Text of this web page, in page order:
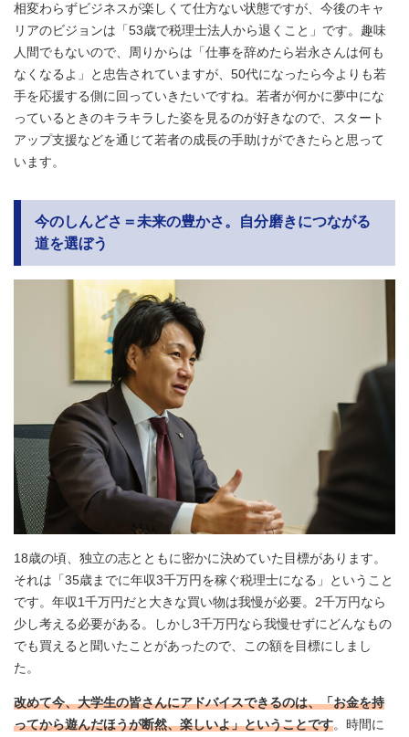
相変わらずビジネスが楽しくて仕方ない状態ですが、今後のキャ
リアのビジョンは「53歳で税理士法人から退くこと」です。趣味
人間でもないので、周りからは「仕事を辞めたら岩永さんは何も
なくなるよ」と忠告されていますが、50代になったら今よりも若
手を応援する側に回っていきたいですね。若者が何かに夢中にな
っているときのキラキラした姿を見るのが好きなので、スタート
アップ支援などを通じて若者の成長の手助けができたらと思って
います。
今のしんどさ＝未来の豊かさ。自分磨きにつながる
道を選ぼう
18歳の頃、独立の志とともに密かに決めていた目標があります。
それは「35歳までに年収3千万円を稼ぐ税理士になる」ということ
です。年収1千万円だと大きな買い物は我慢が必要。2千万円なら
少し考える必要がある。しかし3千万円なら我慢せずにどんなもの
でも買えると聞いたことがあったので、この額を目標にしまし
た。
改めて今、大学生の皆さんにアドバイスできるのは、「お金を持
ってから遊んだほうが断然、楽しいよ」ということです。時間に